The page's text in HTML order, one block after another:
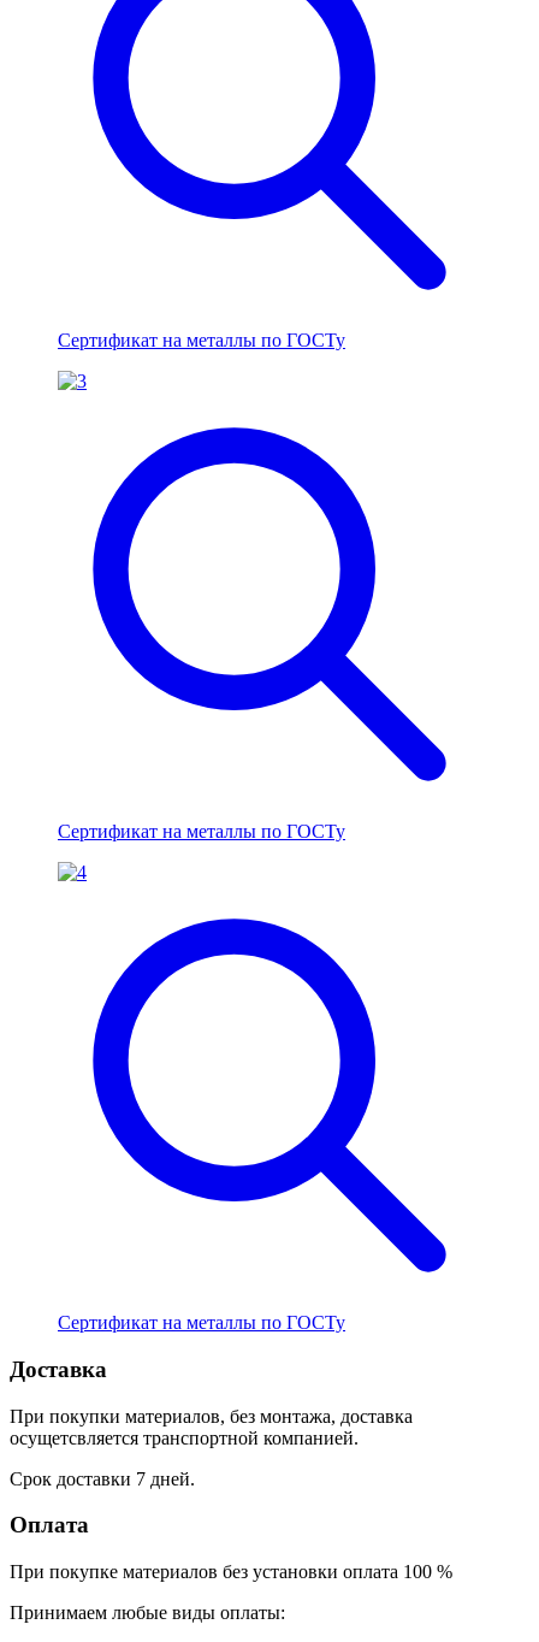
Сертификат на металлы по ГОСТу
Сертификат на металлы по ГОСТу
Сертификат на металлы по ГОСТу
Доставка
При покупки материалов, без монтажа, доставка
осущетсвляется транспортной компанией.
Срок доставки 7 дней.
Оплата
При покупке материалов без установки оплата 100 %
Принимаем любые виды оплаты: